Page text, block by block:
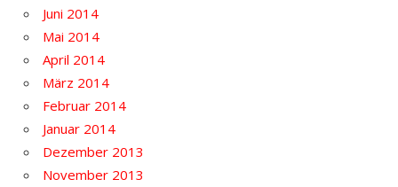
Juni 2014
Mai 2014
April 2014
März 2014
Februar 2014
Januar 2014
Dezember 2013
November 2013